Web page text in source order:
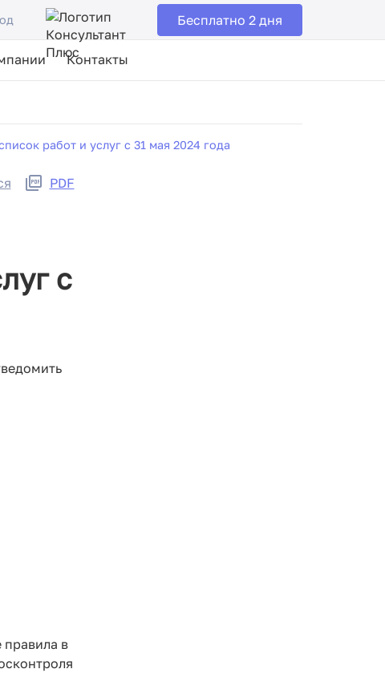
Бесплатно 2 дня
Контакты
работ и услуг с 31 мая 2024 года
PDF
с
правила в